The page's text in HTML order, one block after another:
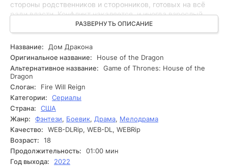
стороны родственников и сторонников, готовых на всё
ради власти. Конфликт накаляется, и иногда взрослый
брат Рейниры, король Визерис, оказывается между
двумя огнями, стараясь найти деликатное согласие в
королевстве. Конъюнктура обостряется, и вероломство с
интригами подрывают доверие между союзниками. В то
время как драконы вновь взмывают в небо, возрастает
интенсивность борьбы - каждый шаг Рейниры может
стать решающим. Успеет ли она заручиться поддержкой,
и сбудется ли её мечта о короне, стоящая потерь?
РАЗВЕРНУТЬ ОПИСАНИЕ
Название:
Дом Дракона
Оригинальное название:
House of the Dragon
Альтернативное название:
Game of Thrones: House of the
Dragon
Слоган:
Fire Will Reign
Категории:
Сериалы
Страна:
США
Жанр:
Фэнтези, Боевик, Драма, Мелодрама
Качество:
WEB-DLRip, WEB-DL, WEBRip
Возраст:
18
Продолжительность:
01:00 мин
Год выхода:
2022